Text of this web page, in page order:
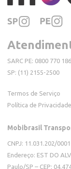
SARC PE: 0800 770
SP: (11) 2155-2500
Termos de Serviço
Política de Privacidade
Mobibrasil
CNPJ: 11.031.202/
Endereço: EST DO
Paulo/SP – CEP: